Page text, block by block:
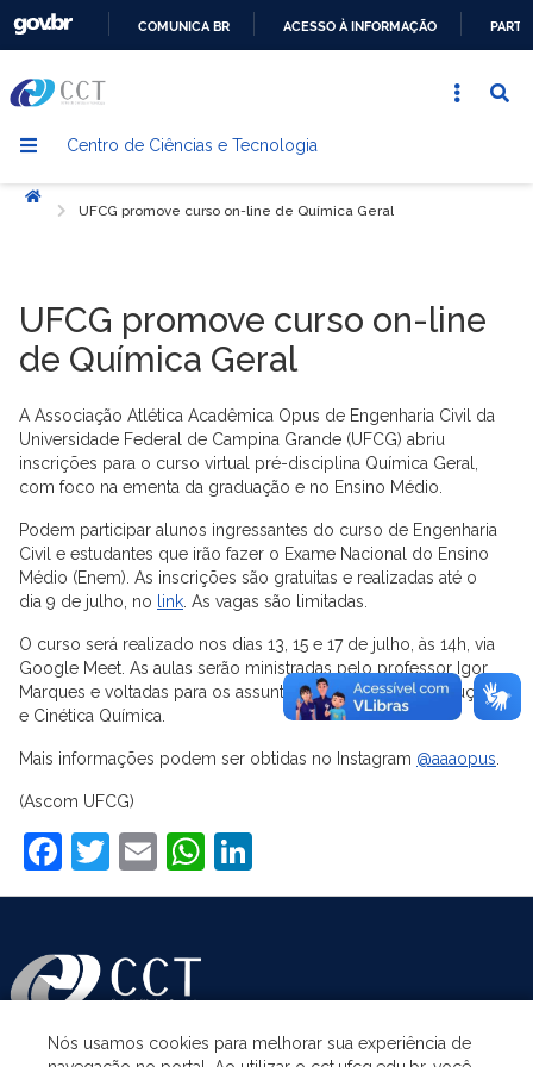
CONTEÚDO
COMUNICA BR ACESSO À INFORMAÇÃO
Centro de Ciências e Tecnologia
Início
UFCG promove curso on-line de Química Geral
UFCG promove curso on-line
de Química Geral
A Associação Atlética Acadêmica Opus de Engenharia Civil da
Universidade Federal de Campina Grande (UFCG) abriu
inscrições para o curso virtual pré-disciplina Química Geral,
com foco na ementa da graduação e no Ensino Médio.
Podem participar alunos ingressantes do curso de Engenharia
Civil e estudantes que irão fazer o Exame Nacional do Ensino
Médio (Enem). As inscrições são gratuitas e realizadas até o
dia 9 de julho, no link . As vagas são limitadas.
O curso será realizado nos dias 13, 15 e 17 de julho, às 14h, via
Google Meet. As aulas serão ministradas pelo professor Igor
Marques e voltadas para os assuntos Estequiometria, Soluções
e Cinética Química.
Mais informações podem ser obtidas no Instagram @aaaopus
(Ascom UFCG)
Facebook
Twitter
EmailWhatsApp
Nós usamos cookies para melhorar sua experiência de